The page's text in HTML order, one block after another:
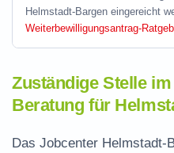
Helmstadt-Bargen eingereicht
Weiterbewilligungsantrag-
Zuständige Stelle
Beratung für
Das Jobcenter Helmstadt-